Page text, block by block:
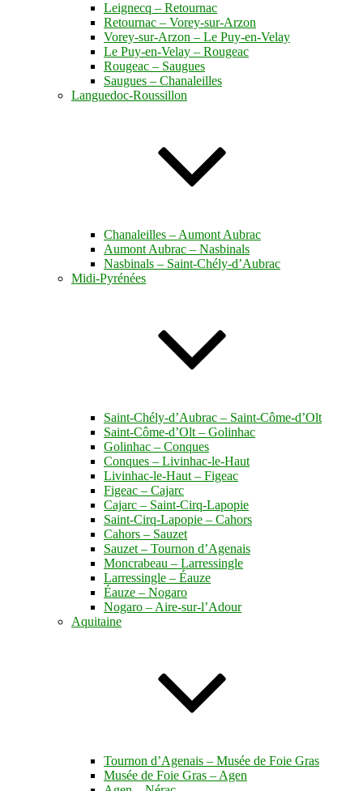
Leignecq – Retournac
Retournac – Vorey-sur-Arzon
Vorey-sur-Arzon – Le Puy-en-Velay
Le Puy-en-Velay – Rougeac
Rougeac – Saugues
Saugues – Chanaleilles
Languedoc-Roussillon
Chanaleilles – Aumont Aubrac
Aumont Aubrac – Nasbinals
Nasbinals – Saint-Chély-d’Aubrac
Midi-Pyrénées
Saint-Chély-d’Aubrac – Saint-Côme-d’Olt
Saint-Côme-d’Olt – Golinhac
Golinhac – Conques
Conques – Livinhac-le-Haut
Livinhac-le-Haut – Figeac
Figeac – Cajarc
Cajarc – Saint-Cirq-Lapopie
Saint-Cirq-Lapopie – Cahors
Cahors – Sauzet
Sauzet – Tournon d’Agenais
Moncrabeau – Larressingle
Larressingle – Éauze
Éauze – Nogaro
Nogaro – Aire-sur-l’Adour
Aquitaine
Tournon d’Agenais – Musée de Foie Gras
Musée de Foie Gras – Agen